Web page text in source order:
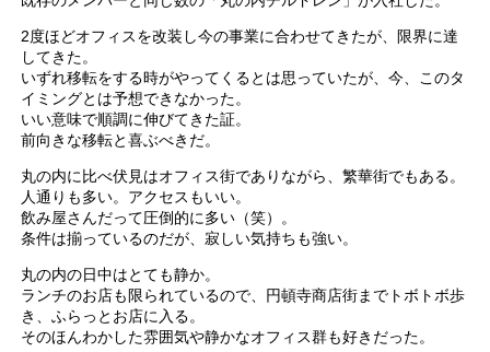
2度ほどオフィスを改装し今の事業に合わせてきたが、限界に達
してきた。
いずれ移転をする時がやってくるとは思っていたが、今、このタ
イミングとは予想できなかった。
いい意味で順調に伸びてきた証。
前向きな移転と喜ぶべきだ。
丸の内に比べ伏見はオフィス街でありながら、繁華街でもある。
人通りも多い。アクセスもいい。
飲み屋さんだって圧倒的に多い（笑）。
条件は揃っているのだが、寂しい気持ちも強い。
丸の内の日中はとても静か。
ランチのお店も限られているので、円頓寺商店街までトボトボ歩
き、ふらっとお店に入る。
そのほんわかした雰囲気や静かなオフィス群も好きだった。